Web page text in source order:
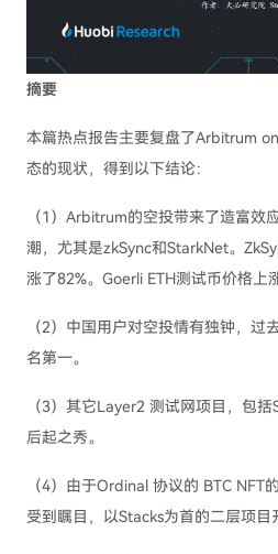
摘要
本篇热点报告主要复盘了Arbitrum
态的现状，得到以下结论：
（1）Arbitrum的空投带来了造富效
潮，尤其是zkSync和StarkNet。
涨了82%。Goerli ETH测试币价格上
（2）中国用户对空投情有独钟，
名第一。
（3）其它Layer2 测试网项目，包
后起之秀。
（4）由于Ordinal 协议的 BTC NFT
受到瞩目，以Stacks为首的二层项目